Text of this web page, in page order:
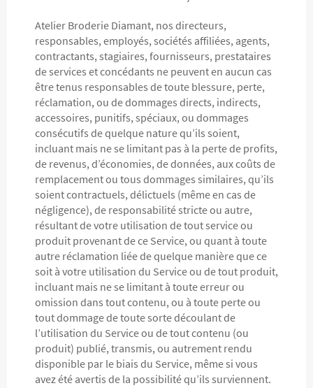
Atelier Broderie Diamant, nos directeurs,
responsables, employés, sociétés affiliées, agents,
contractants, stagiaires, fournisseurs, prestataires
de services et concédants ne peuvent en aucun cas
être tenus responsables de toute blessure, perte,
réclamation, ou de dommages directs, indirects,
accessoires, punitifs, spéciaux, ou dommages
consécutifs de quelque nature qu’ils soient,
incluant mais ne se limitant pas à la perte de profits,
de revenus, d’économies, de données, aux coûts de
remplacement ou tous dommages similaires, qu’ils
soient contractuels, délictuels (même en cas de
négligence), de responsabilité stricte ou autre,
résultant de votre utilisation de tout service ou
produit provenant de ce Service, ou quant à toute
autre réclamation liée de quelque manière que ce
soit à votre utilisation du Service ou de tout produit,
incluant mais ne se limitant à toute erreur ou
omission dans tout contenu, ou à toute perte ou
tout dommage de toute sorte découlant de
l’utilisation du Service ou de tout contenu (ou
produit) publié, transmis, ou autrement rendu
disponible par le biais du Service, même si vous
avez été avertis de la possibilité qu’ils surviennent.